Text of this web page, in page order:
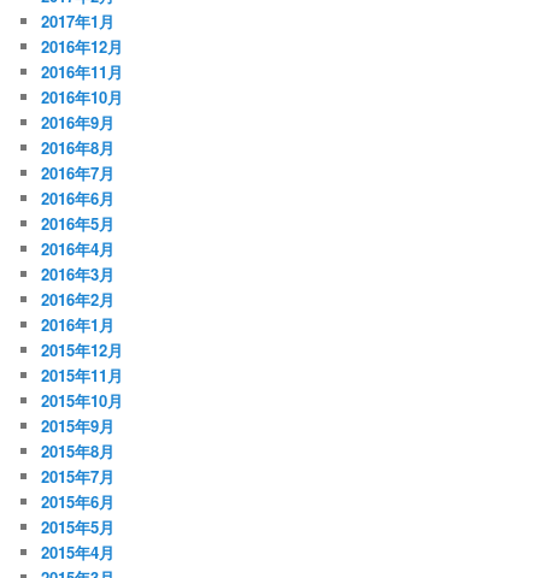
2017年1月
2016年12月
2016年11月
2016年10月
2016年9月
2016年8月
2016年7月
2016年6月
2016年5月
2016年4月
2016年3月
2016年2月
2016年1月
2015年12月
2015年11月
2015年10月
2015年9月
2015年8月
2015年7月
2015年6月
2015年5月
2015年4月